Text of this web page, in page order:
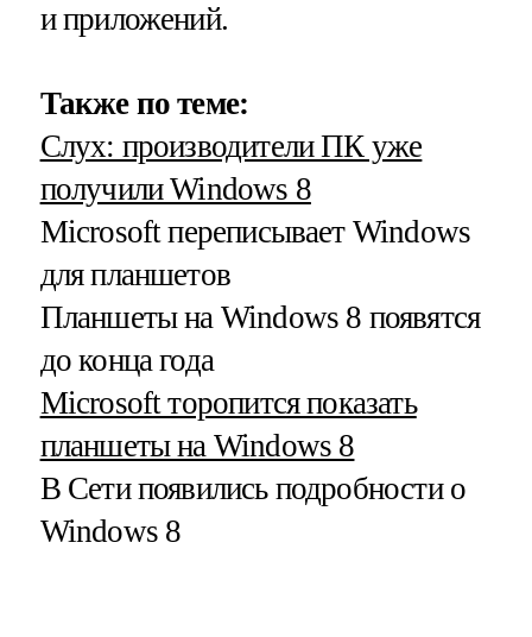
и приложений.
Также по теме:
Слух: производители ПК уже
получили Windows 8
Microsoft переписывает Windows
для планшетов
Планшеты на Windows 8 появятся
до конца года
Microsoft торопится показать
планшеты на Windows 8
В Сети появились подробности о
Windows 8